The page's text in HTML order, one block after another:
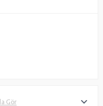
Gör